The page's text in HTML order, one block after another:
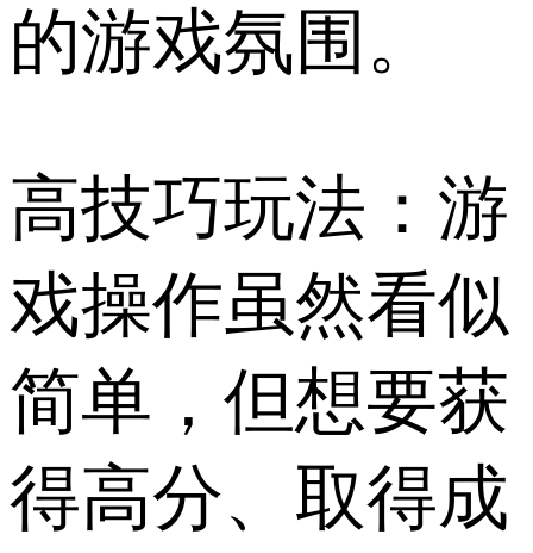
的游戏氛围。
高技巧玩法：游
戏操作虽然看似
简单，但想要获
得高分、取得成